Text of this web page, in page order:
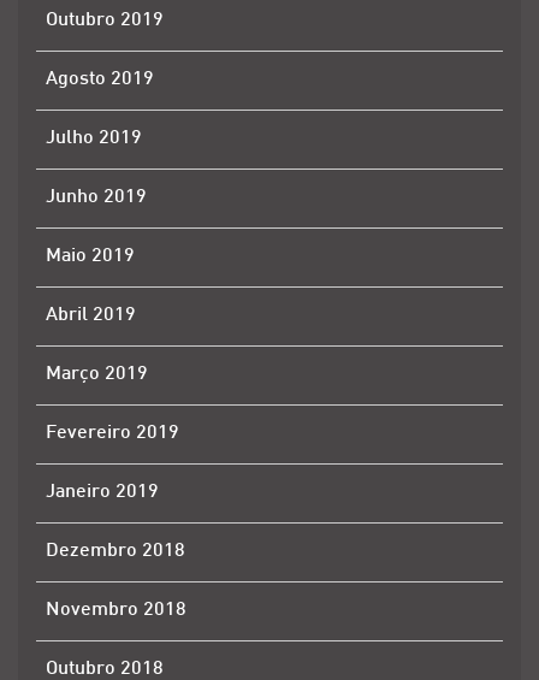
Outubro 2019
Agosto 2019
Julho 2019
Junho 2019
Maio 2019
Abril 2019
Março 2019
Fevereiro 2019
Janeiro 2019
Dezembro 2018
Novembro 2018
Outubro 2018